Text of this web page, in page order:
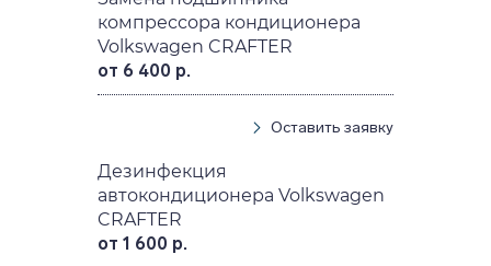
компрессора кондиционера
Volkswagen CRAFTER
от 6 400 р.
Оставить заявку
Дезинфекция
автокондиционера Volkswagen
CRAFTER
от 1 600 р.